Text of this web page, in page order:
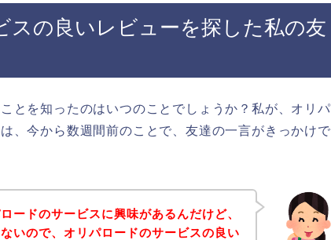
スの良いレビューを探した私の友
とを知ったのはいつのことでしょうか？私が、オリパ
、今から数週間前のことで、友達の一言がきっかけで
ードのサービスに興味があるんだけど、
いので、オリパロードのサービスの良い